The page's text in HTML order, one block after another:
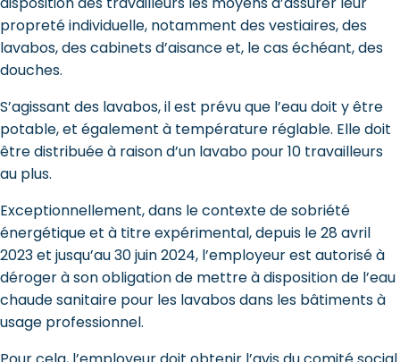
propreté individuelle, notamment des vestiaires, des
lavabos, des cabinets d’aisance et, le cas échéant, des
douches.
S’agissant des lavabos, il est prévu que l’eau doit y être
potable, et également à température réglable. Elle doit
être distribuée à raison d’un lavabo pour 10 travailleurs
au plus.
Exceptionnellement, dans le contexte de sobriété
énergétique et à titre expérimental, depuis le 28 avril
2023 et jusqu’au 30 juin 2024, l’employeur est autorisé à
déroger à son obligation de mettre à disposition de l’eau
chaude sanitaire pour les lavabos dans les bâtiments à
usage professionnel.